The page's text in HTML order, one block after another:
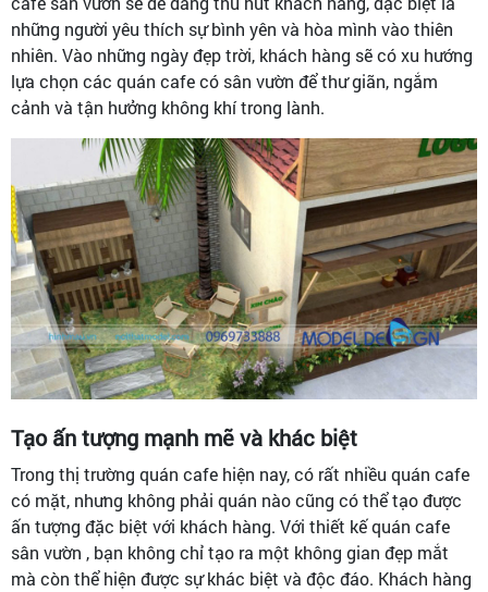
những người yêu thích sự bình yên và hòa mình vào thiên
nhiên. Vào những ngày đẹp trời, khách hàng sẽ có xu hướng
lựa chọn các quán cafe có sân vườn để thư giãn, ngắm
cảnh và tận hưởng không khí trong lành.
Tạo ấn tượng mạnh mẽ và khác biệt
Trong thị trường quán cafe hiện nay, có rất nhiều quán cafe
có mặt, nhưng không phải quán nào cũng có thể tạo được
ấn tượng đặc biệt với khách hàng. Với thiết kế quán cafe
sân vườn , bạn không chỉ tạo ra một không gian đẹp mắt
mà còn thể hiện được sự khác biệt và độc đáo. Khách hàng